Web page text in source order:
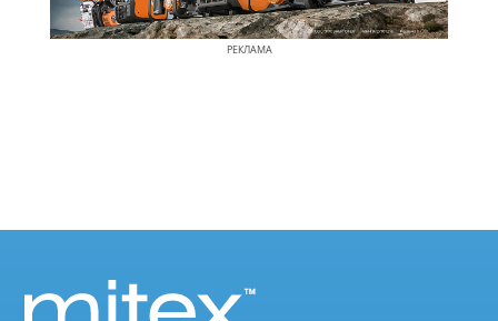
РЕКЛАМА